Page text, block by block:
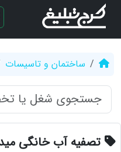
ساختمان و تاسیسات
تصفیه آب خانگی